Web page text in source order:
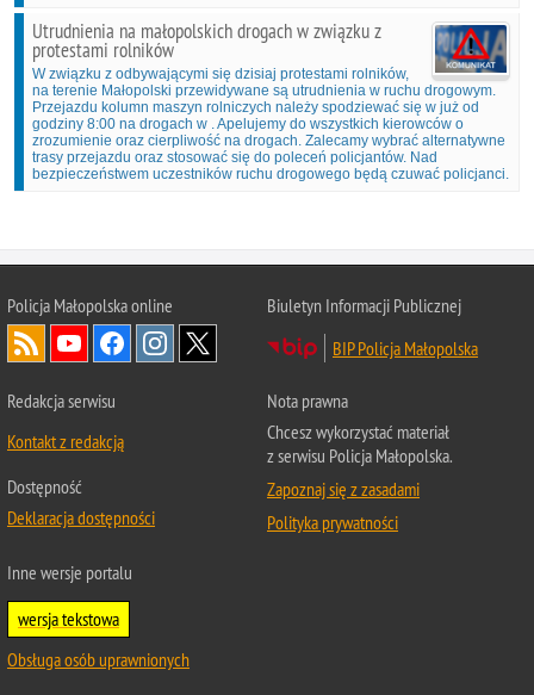
Utrudnienia na małopolskich drogach w związku z
protestami rolników
W związku z odbywającymi się dzisiaj protestami rolników,
na terenie Małopolski przewidywane są utrudnienia w ruchu drogowym.
Przejazdu kolumn maszyn rolniczych należy spodziewać się w już od
godziny 8:00 na drogach w . Apelujemy do wszystkich kierowców o
zrozumienie oraz cierpliwość na drogach. Zalecamy wybrać alternatywne
trasy przejazdu oraz stosować się do poleceń policjantów. Nad
bezpieczeństwem uczestników ruchu drogowego będą czuwać policjanci.
Policja Małopolska online
Biuletyn Informacji Publicznej
BIP Policja Małopolska
Redakcja serwisu
Kontakt z redakcją
Dostępność
Deklaracja dostępności
Nota prawna
Chcesz wykorzystać materiał
z serwisu Policja Małopolska.
Zapoznaj się z zasadami
Polityka prywatności
Inne wersje portalu
wersja tekstowa
Obsługa osób uprawnionych